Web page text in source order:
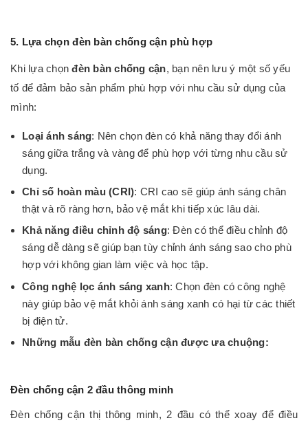
5. Lựa chọnđèn bàn chống cận phù hợp
Khi lựa chọnđèn bàn chống cận, bạn nên lưu ý một số yếu
tố để đảm bảo sản phẩm phù hợp với nhu cầu sử dụng của
mình:
Loại ánh sáng: Nên chọn đèn có khả năng thay đổi ánh
sáng giữa trắng và vàng để phù hợp với từng nhu cầu sử
dụng.
Chỉ số hoàn màu (CRI): CRI cao sẽ giúp ánh sáng chân
thật và rõ ràng hơn, bảo vệ mắt khi tiếp xúc lâu dài.
Khả năng điều chỉnh độ sáng: Đèn có thể điều chỉnh độ
sáng dễ dàng sẽ giúp bạn tùy chỉnh ánh sáng sao cho phù
hợp với không gian làm việc và học tập.
Công nghệ lọc ánh sáng xanh: Chọn đèn có công nghệ
này giúp bảo vệ mắt khỏi ánh sáng xanh có hại từ các thiết
bị điện tử.
Những mẫu đèn bàn chống cận được ưa chuộng:
Đèn chống cận 2 đầu thông minh
Đèn chống cận thị thông minh, 2 đầu có thể xoay để điều